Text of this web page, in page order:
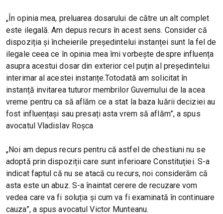
„În opinia mea, preluarea dosarului de către un alt complet
este ilegală. Am depus recurs în acest sens. Consider că
dispoziția și încheierile președintelui instanței sunt la fel de
ilegale ceea ce în opinia mea îmi vorbește despre influența
asupra acestui dosar din exterior cel puțin al președintelui
interimar al acestei instanțe.Totodată am solicitat în
instanță invitarea tuturor membrilor Guvernului de la acea
vreme pentru ca să aflăm ce a stat la baza luării deciziei au
fost influențași sau presați asta vrem să aflăm”, a spus
avocatul Vladislav Roșca
„Noi am depus recurs pentru că astfel de chestiuni nu se
adoptă prin dispoziții care sunt inferioare Constituției. S-a
indicat faptul că nu se atacă cu recurs, noi considerăm că
asta este un abuz. S-a înaintat cerere de recuzare vom
vedea care va fi soluția și cum va fi examinată în continuare
cauza”, a spus avocatul Victor Munteanu.